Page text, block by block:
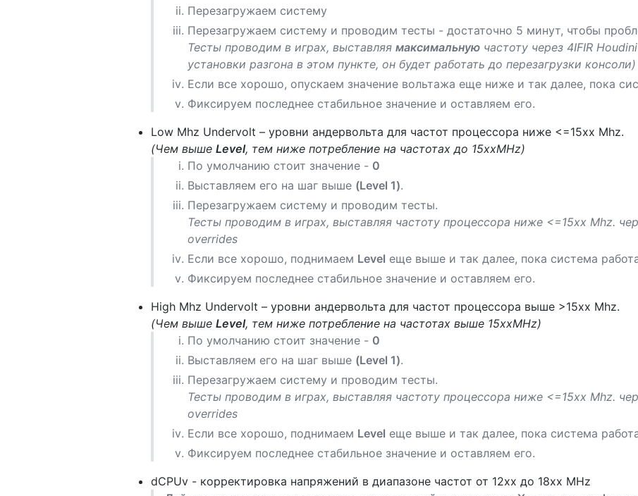
Перезагружаем систему
Перезагружаем систему и проводим тесты - достаточно 5 минут, чтобы
Тесты проводим в играх, выставляя максимальную частоту через 4IFIR
установки разгона в этом пункте, он будет работать до перезагрузки консоли)
Если все хорошо, опускаем значение вольтажа еще ниже и так далее, пока
Фиксируем последнее стабильное значение и оставляем его.
Low Mhz Undervolt – уровни андервольта для частот процессора ниже <=15хх Mhz.
(Чем выше Level, тем ниже потребление на частотах до 15ххMHz)
По умолчанию стоит значение - 0
Выставляем его на шаг выше (Level 1).
Перезагружаем систему и проводим тесты.
Тесты проводим в играх, выставляя частоту процессора ниже <=15хх Mhz.
overrides
Если все хорошо, поднимаем Level еще выше и так далее, пока система
Фиксируем последнее стабильное значение и оставляем его.
High Mhz Undervolt – уровни андервольта для частот процессора выше >15хх Mhz.
(Чем выше Level, тем ниже потребление на частотах выше 15ххMHz)
По умолчанию стоит значение - 0
Выставляем его на шаг выше (Level 1).
Перезагружаем систему и проводим тесты.
Тесты проводим в играх, выставляя частоту процессора ниже <=15хх Mhz.
overrides
Если все хорошо, поднимаем Level еще выше и так далее, пока система
Фиксируем последнее стабильное значение и оставляем его.
dCPUv - корректировка напряжений в диапазоне частот от 12хх до 18хх MHz